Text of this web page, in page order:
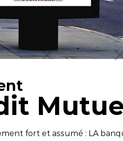
fort et assumé : LA